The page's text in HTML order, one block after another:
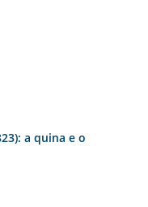
a quina e o